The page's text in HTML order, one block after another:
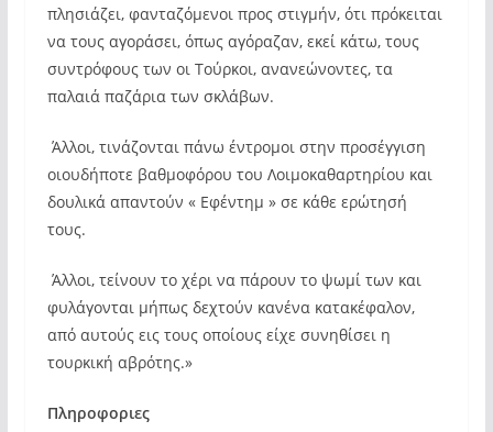
πλησιάζει, φανταζόμενοι προς στιγμήν, ότι πρόκειται
να τους αγοράσει, όπως αγόραζαν, εκεί κάτω, τους
συντρόφους των οι Τούρκοι, ανανεώνοντες, τα
παλαιά παζάρια των σκλάβων.
Άλλοι, τινάζονται πάνω έντρομοι στην προσέγγιση
οιουδήποτε βαθμοφόρου του Λοιμοκαθαρτηρίου και
δουλικά απαντούν « Εφέντημ » σε κάθε ερώτησή
τους.
Άλλοι, τείνουν το χέρι να πάρουν το ψωμί των και
φυλάγονται μήπως δεχτούν κανένα κατακέφαλον,
από αυτούς εις τους οποίους είχε συνηθίσει η
τουρκική αβρότης.»
Πληροφοριες